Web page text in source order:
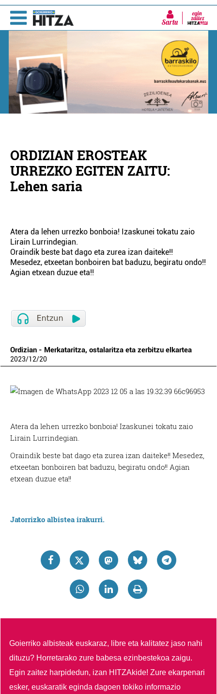
Sartu
ORDIZIAN EROSTEAK
URREZKO EGITEN ZAITU:
Lehen saria
Atera da lehen urrezko bonboia! Izaskunei tokatu zaio
Lirain Lurrindegian.
Oraindik beste bat dago eta zurea izan daiteke!!
Mesedez, etxeetan bonboiren bat baduzu, begiratu ondo!!
Agian etxean duzue eta!!
Ordizian - Merkataritza, ostalaritza eta zerbitzu elkartea
2023/12/20
Atera da lehen urrezko bonboia! Izaskunei tokatu zaio
Lirain Lurrindegian.
Oraindik beste bat dago eta zurea izan daiteke!! Mesedez,
etxeetan bonboiren bat baduzu, begiratu ondo!! Agian
etxean duzue eta!!
Jatorrizko albistea irakurri.
Goierriko albisteak euskaraz, libre eta kalitatez jaso nahi
dituzu? Horretarako zure babesa ezinbestekoa zaigu.
Egin zaitez harpidedun, izan HITZAkide!Zure ekarpenari
esker, euskaratik eginda dagoen tokiko informazio